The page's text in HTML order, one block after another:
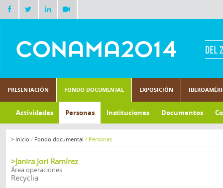
PRESENTACIÓN FONDO DOCUMENTAL EXPOSICIÓN
Actividades Personas Instituciones Documentos
> Inicio / Fondo documental / Personas
>Janira Jori Ramírez
Área operaciones
Recyclia